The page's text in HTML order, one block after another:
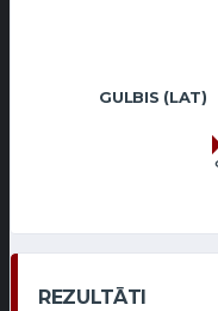
GULBIS (LAT)
REZULTĀTI